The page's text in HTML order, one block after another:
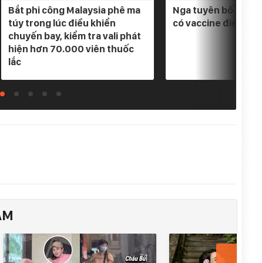
Bắt phi công Malaysia phê ma
túy trong lúc điều khiển
chuyến bay, kiểm tra vali phát
hiện hơn 70.000 viên thuốc
lắc
Nga tuyên bố 3 loại
có vaccine điều trị